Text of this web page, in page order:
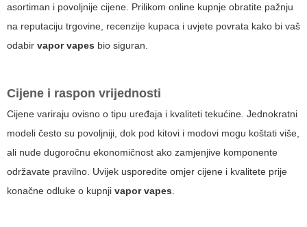
asortiman i povoljnije cijene. Prilikom online kupnje obratite pažnju
na reputaciju trgovine, recenzije kupaca i uvjete povrata kako bi vaš
odabir vapor vapes bio siguran.
Cijene i raspon vrijednosti
Cijene variraju ovisno o tipu uređaja i kvaliteti tekućine. Jednokratni
modeli često su povoljniji, dok pod kitovi i modovi mogu koštati više,
ali nude dugoročnu ekonomičnost ako zamjenjive komponente
održavate pravilno. Uvijek usporedite omjer cijene i kvalitete prije
konačne odluke o kupnji vapor vapes